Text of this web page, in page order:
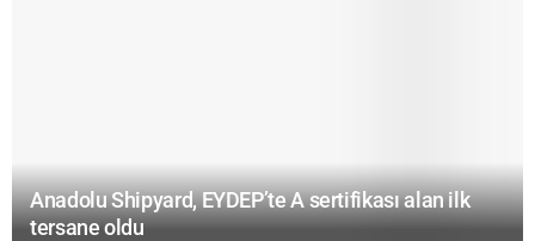
Anadolu Shipyard, EYDEP’te A sertifikası alan ilk
tersane oldu